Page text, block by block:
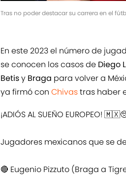
Tras no poder destacar su carrera en el
En este 2023 el número de
se conocen los casos de Diego
Betisy Braga para volver a
ya firmó con Chivastras haber
¡ADIÓS AL SUEÑO EUROPEO!
Jugadores mexicanos que se
🔴 Eugenio Pizzuto (Braga a